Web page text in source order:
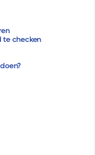
te checken